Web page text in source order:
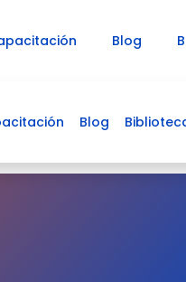
Blog
Carrito
Blog